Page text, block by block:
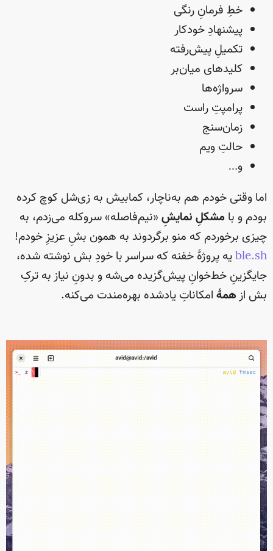
خطِ فرمانِ رنگی
پیشنهادِ خودکار
تکمیلِ پیش‌رفته
کلید‌های میان‌بر
سرواژه‌ها
پرامپتِ راست
زمان‌سنج
حالتِ ویم
و…
اما وقتی خودم هم به‌ناچار، کمابیش به زی‌شل کوچ کرده
بودم و با مشکلِ نمایشِ«نیم‌فاصله» سروکله می‌زدم، به
چیزی برخوردم که منو برگردوند به همون بشِ عزیزِ خودم!
ble.shیه پروژهٔ خفنه که سراسر با خودِ بش نوشته شده،
جایگزینِ خط‌خوانِ پیش‌گزیده می‌شه و بدونِ نیاز به ترکِ
بش از همهٔامکاناتِ یادشده بهره‌مندت می‌کنه.